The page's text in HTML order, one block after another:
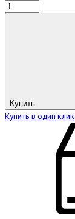
Купить
Купить в один клик